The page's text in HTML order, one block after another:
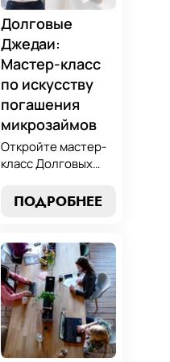
Долговые
Джедаи:
Мастер-класс
по искусству
погашения
микрозаймов
Откройте мастер-
класс Долговых
погашению
финансового
равновесия.
Узнайте, как
управлять долгами
и достичь
финансовой
гармонии, следуя
ПОДРОБНЕЕ